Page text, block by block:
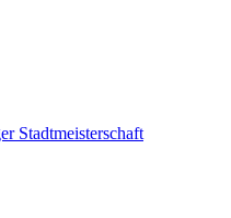
Stadtmeisterschaft